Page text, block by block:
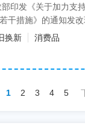
印发《关于加力支
干措施》的通知发改
直辖市人民政府，
换新
消费品
1 2 3 4 5